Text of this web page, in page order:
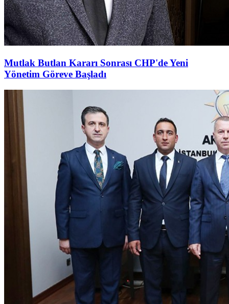
Mutlak Butlan Kararı Sonrası CHP'de Yeni
Yönetim Göreve Başladı